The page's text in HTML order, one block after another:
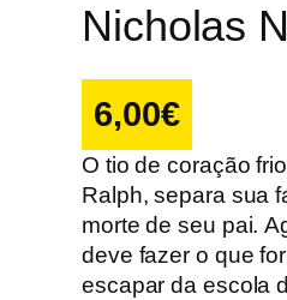
Nicholas
6,00€
O tio de coração
Ralph, separa sua
morte de seu pai.
deve fazer o que
escapar da escola